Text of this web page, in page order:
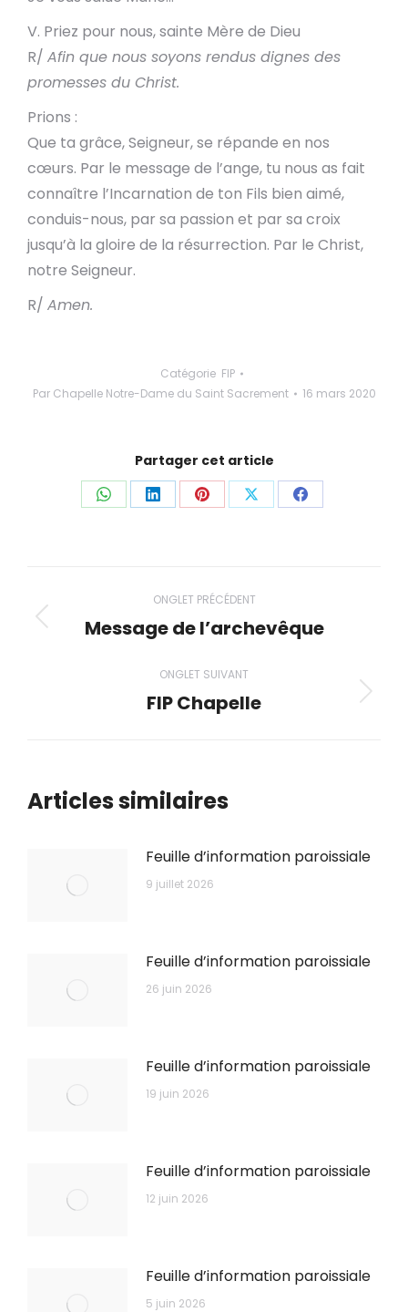
V. Priez pour nous, sainte Mère de Dieu
R/ Afin que nous soyons rendus dignes des
promesses du Christ.
Prions :
Que ta grâce, Seigneur, se répande en nos
cœurs. Par le message de l’ange, tu nous as fait
connaître l’Incarnation de ton Fils bien aimé,
conduis-nous, par sa passion et par sa croix
jusqu’à la gloire de la résurrection. Par le Christ,
notre Seigneur.
R/ Amen.
Catégorie FIP
Par Chapelle Notre-Dame du Saint Sacrement 16 mars 2020
Partager cet article
PartagerPartagerPartagerPartagerPartager
Navigation
de
commentaire
ONGLET PRÉCÉDENT
Onglet
Message de l’archevêque
ONGLET SUIVANT
Onglet
FIP Chapelle
Articles similaires
Feuille d’information paroissiale
9 juillet 2026
Feuille d’information paroissiale
26 juin 2026
Feuille d’information paroissiale
19 juin 2026
Feuille d’information paroissiale
12 juin 2026
Feuille d’information paroissiale
5 juin 2026